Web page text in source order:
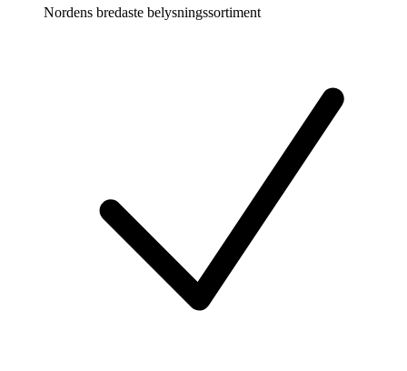
Nordens bredaste belysningssortiment